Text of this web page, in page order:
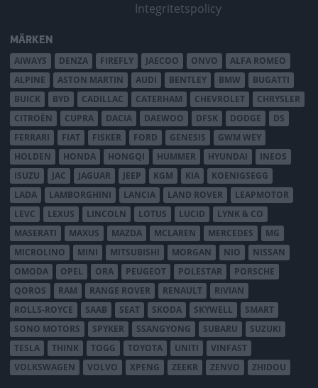
Integritetspolicy
MÄRKEN
AIWAYS DENZA FIREFLY JAECOO ONVO
ALFA ROMEO
ALPINE
ASTON MARTIN AUDI BENTLEY BMW
BUGATTI
BUICK
BYD CADILLAC CATERHAM CHEVROLET
CHRYSLER
CITROËN
CUPRA DACIA DAEWOO DFSK DODGE
DS
FERRARI
FIAT FISKER FORD GENESIS
GWM WEY
HOLDEN
HONDA HONGQI HUMMER HYUNDAI
INEOS
ISUZU
JAC JAGUAR JEEP KGM KIA
KOENIGSEGG
LADA
LAMBORGHINI LANCIA LAND ROVER
LEAPMOTOR
LEVC
LEXUS LINCOLN LOTUS LUCID
LYNK & CO
MASERATI
MAXUS MAZDA MCLAREN MERCEDES
MG
MICROLINO
MINI MITSUBISHI MORGAN NIO
NISSAN
OMODA
OPEL ORA PEUGEOT POLESTAR
PORSCHE
QOROS
RAM RANGE ROVER RENAULT
RIVIAN
ROLLS-ROYCE
SAAB SEAT SKODA SKYWELL
SMART
SONO MOTORS
SPYKER SSANGYONG SUBARU
SUZUKI
TESLA
THINK TOGG TOYOTA UNITI
VINFAST
VOLKSWAGEN
VOLVO XPENG ZEEKR ZENVO ZHIDOU